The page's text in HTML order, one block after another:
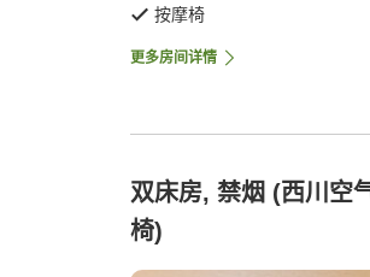
按摩椅
更多房间详情
双床房, 禁烟 (西川空
椅)